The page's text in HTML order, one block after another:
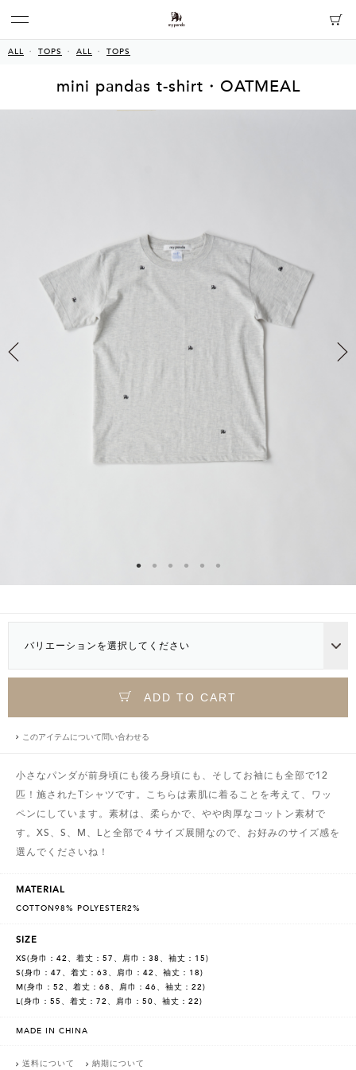
ALL TOPS ALL TOPS
mini pandas t-shirt・OATMEAL
バリエーションを選択してください
ADD TO CART
このアイテムについて問い合わせる
小さなパンダが前身頃にも後ろ身頃にも、そしてお袖にも全部で12
匹！施されたTシャツです。こちらは素肌に着ることを考えて、ワッ
ペンにしています。素材は、柔らかで、やや肉厚なコットン素材で
す。XS、S、M、Lと全部で４サイズ展開なので、お好みのサイズ感を
選んでくださいね！
MATERIAL
COTTON98% POLYESTER2%
SIZE
XS(身巾：42、着丈：57、肩巾：38、袖丈：15)
S(身巾：47、着丈：63、肩巾：42、袖丈：18)
M(身巾：52、着丈：68、肩巾：46、袖丈：22)
L(身巾：55、着丈：72、肩巾：50、袖丈：22)
MADE IN CHINA
送料について 納期について